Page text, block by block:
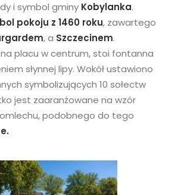
i symbol gminy Kobylanka.
pokoju z 1460 roku, zawartego
, a Szczecinem.
placu w centrum, stoi fontanna
słynnej lipy. Wokół ustawiono
symbolizujących 10 sołectw
jest zaaranżowane na wzór
podobnego do tego